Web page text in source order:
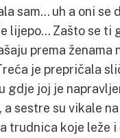
sam… uh a oni se
lijepo… Zašto se ti
prema ženama
je prepričala
gdje joj je
a sestre su vikale
trudnica koje leže i